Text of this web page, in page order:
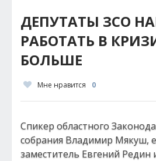
ДЕПУТАТЫ ЗСО
РАБОТАТЬ В
БОЛЬШЕ
Мне нравится 0
Спикер областного
собрания Владимир Мякуш,
заместитель Евгений